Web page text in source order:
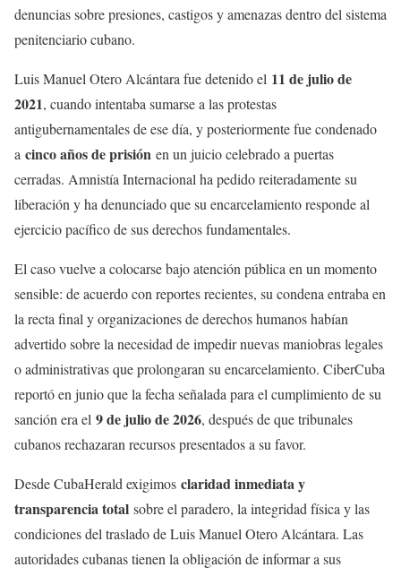
denuncias sobre presiones, castigos y amenazas dentro del sistema
penitenciario cubano.
Luis Manuel Otero Alcántara fue detenido el 11 de julio de
2021, cuando intentaba sumarse a las protestas
antigubernamentales de ese día, y posteriormente fue condenado
a cinco años de prisión en un juicio celebrado a puertas
cerradas. Amnistía Internacional ha pedido reiteradamente su
liberación y ha denunciado que su encarcelamiento responde al
ejercicio pacífico de sus derechos fundamentales.
El caso vuelve a colocarse bajo atención pública en un momento
sensible: de acuerdo con reportes recientes, su condena entraba en
la recta final y organizaciones de derechos humanos habían
advertido sobre la necesidad de impedir nuevas maniobras legales
o administrativas que prolongaran su encarcelamiento. CiberCuba
reportó en junio que la fecha señalada para el cumplimiento de su
sanción era el 9 de julio de 2026, después de que tribunales
cubanos rechazaran recursos presentados a su favor.
Desde CubaHerald exigimos claridad inmediata y
transparencia total sobre el paradero, la integridad física y las
condiciones del traslado de Luis Manuel Otero Alcántara. Las
autoridades cubanas tienen la obligación de informar a sus